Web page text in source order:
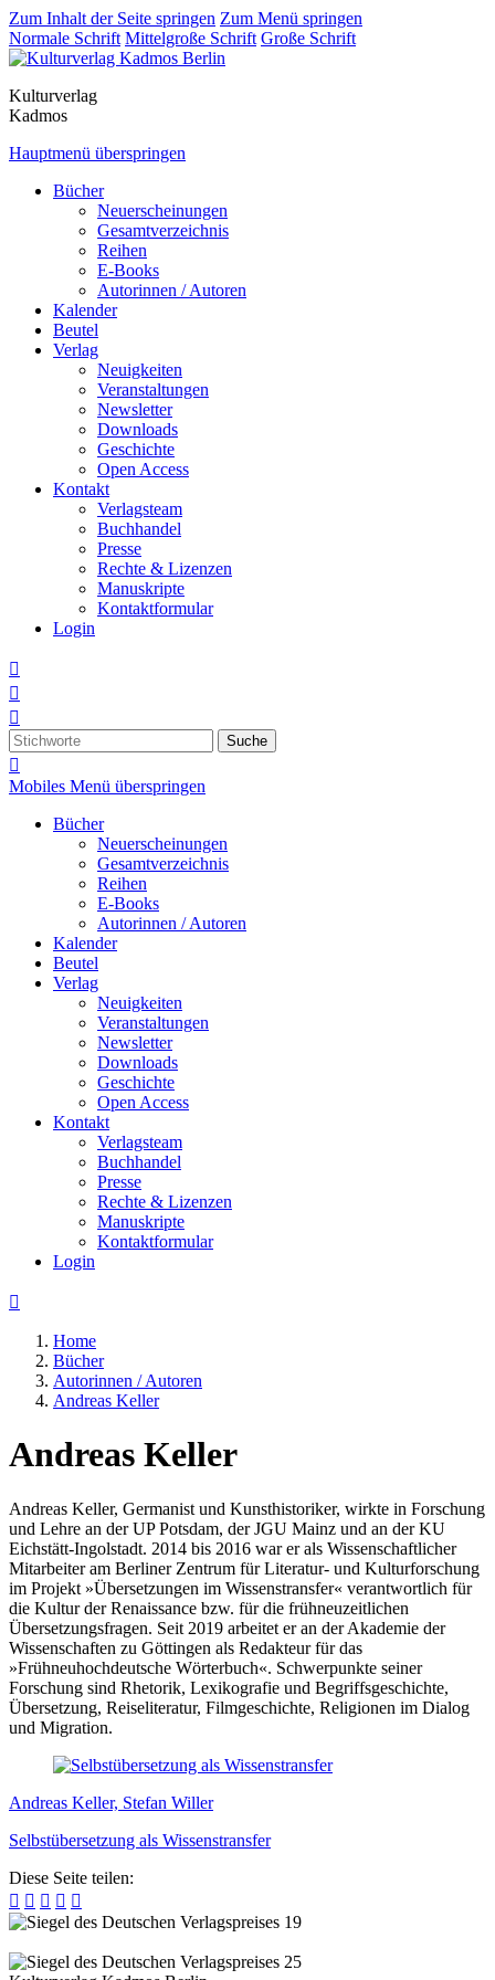
Zum Inhalt der Seite springen Zum Menü springen
Normale Schrift Mittelgroße Schrift Große Schrift
Kulturverlag
Kadmos
Hauptmenü überspringen
Bücher
Neuerscheinungen
Gesamtverzeichnis
Reihen
E-Books
Autorinnen / Autoren
Kalender
Beutel
Verlag
Neuigkeiten
Veranstaltungen
Newsletter
Downloads
Geschichte
Open Access
Kontakt
Verlagsteam
Buchhandel
Presse
Rechte & Lizenzen
Manuskripte
Kontaktformular
Login



Suche

Mobiles Menü überspringen
Bücher
Neuerscheinungen
Gesamtverzeichnis
Reihen
E-Books
Autorinnen / Autoren
Kalender
Beutel
Verlag
Neuigkeiten
Veranstaltungen
Newsletter
Downloads
Geschichte
Open Access
Kontakt
Verlagsteam
Buchhandel
Presse
Rechte & Lizenzen
Manuskripte
Kontaktformular
Login

Home
Bücher
Autorinnen / Autoren
Andreas Keller
Andreas Keller
Andreas Keller, Germanist und Kunsthistoriker, wirkte in Forschung
und Lehre an der UP Potsdam, der JGU Mainz und an der KU
Eichstätt-Ingolstadt. 2014 bis 2016 war er als Wissenschaftlicher
Mitarbeiter am Berliner Zentrum für Literatur- und Kulturforschung
im Projekt »Übersetzungen im Wissenstransfer« verantwortlich für
die Kultur der Renaissance bzw. für die frühneuzeitlichen
Übersetzungsfragen. Seit 2019 arbeitet er an der Akademie der
Wissenschaften zu Göttingen als Redakteur für das
»Frühneuhochdeutsche Wörterbuch«. Schwerpunkte seiner
Forschung sind Rhetorik, Lexikografie und Begriffsgeschichte,
Übersetzung, Reiseliteratur, Filmgeschichte, Religionen im Dialog
und Migration.
Andreas Keller, Stefan Willer
Selbstübersetzung als Wissenstransfer
Diese Seite teilen:
    